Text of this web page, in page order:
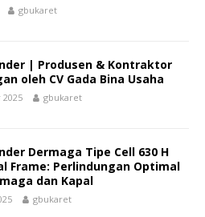
gbukaret
| Produsen & Kontraktor
oleh CV Gada Bina Usaha
gbukaret
Dermaga Tipe Cell 630 H
Frame: Perlindungan Optimal
dan Kapal
gbukaret